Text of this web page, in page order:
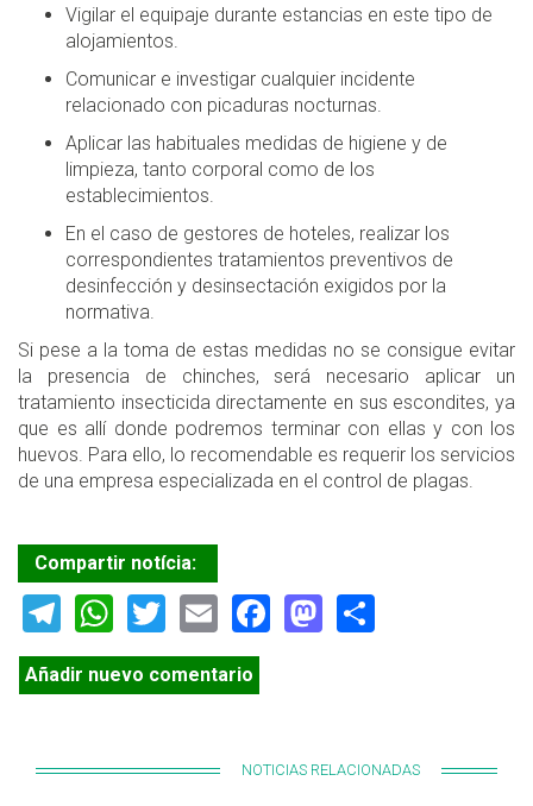
Vigilar el equipaje durante estancias en este tipo de
alojamientos.
Comunicar e investigar cualquier incidente
relacionado con picaduras nocturnas.
Aplicar las habituales medidas de higiene y de
limpieza, tanto corporal como de los
establecimientos.
En el caso de gestores de hoteles, realizar los
correspondientes tratamientos preventivos de
desinfección y desinsectación exigidos por la
normativa.
Si pese a la toma de estas medidas no se consigue evitar
la presencia de chinches, será necesario aplicar un
tratamiento insecticida directamente en sus escondites, ya
que es allí donde podremos terminar con ellas y con los
huevos. Para ello, lo recomendable es requerir los servicios
de una empresa especializada en el control de plagas.
Compartir notícia:
Telegram
WhatsApp
TwitterEmailFacebook
Mastodon
Añadir nuevo comentario
NOTICIAS RELACIONADAS